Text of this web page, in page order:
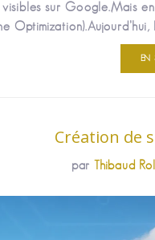
visibles sur Google.Mais
EN
Création de
par Thibaud